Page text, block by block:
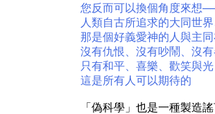
您反而可以換個角度來想
人類自古所追求的大同世
那是個好義愛神的人與主同
沒有仇恨、沒有吵鬧、沒有
只有和平、喜樂、歡笑與光
這是所有人可以期待的
「偽科學」也是一種製造